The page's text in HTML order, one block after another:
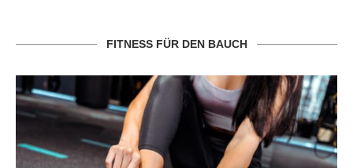
FITNESS FÜR DEN BAUCH